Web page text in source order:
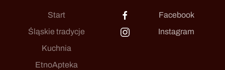
Start
Śląskie tradycje
Kuchnia
EtnoApteka
Facebook
Instagram